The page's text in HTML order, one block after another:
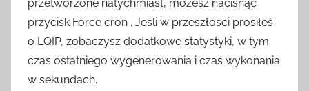
przetworzone natychmiast, możesz nacisnąć
przycisk Force cron . Jeśli w przeszłości prosiłeś
o LQIP, zobaczysz dodatkowe statystyki, w tym
czas ostatniego wygenerowania i czas wykonania
w sekundach.